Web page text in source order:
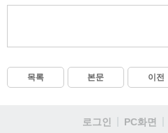
목록 본문 이전
로그인 PC화면